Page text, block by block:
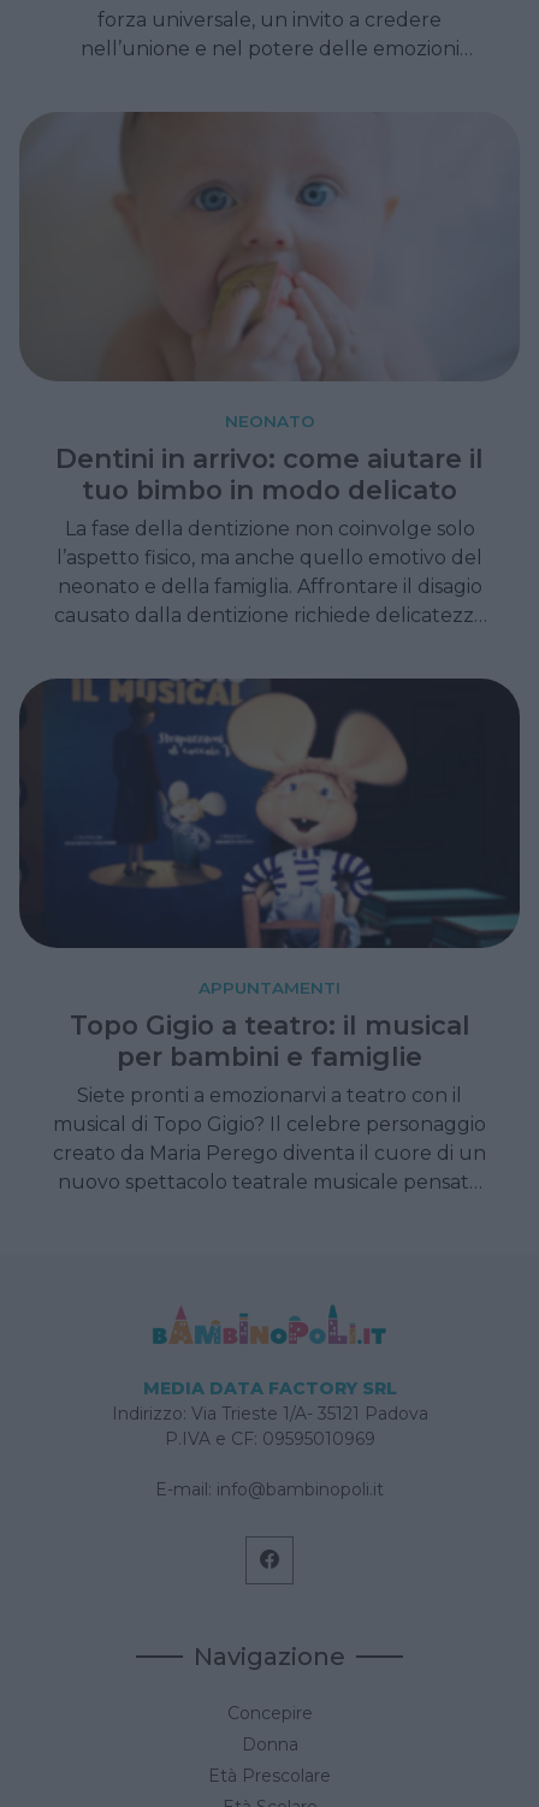
forza universale, un invito a credere
nell’unione e nel potere delle emozioni
conquistare famiglie, giovani e appassionati di
NEONATO
Dentini in arrivo: come aiutare il
tuo bimbo in modo delicato
La fase della dentizione non coinvolge solo
l’aspetto fisico, ma anche quello emotivo del
neonato e della famiglia. Affrontare il disagio
causato dalla dentizione richiede delicatezza
APPUNTAMENTI
Topo Gigio a teatro: il musical
per bambini e famiglie
Siete pronti a emozionarvi a teatro con il
musical di Topo Gigio? Il celebre personaggio
creato da Maria Perego diventa il cuore di un
nuovo spettacolo teatrale musicale pensato
MEDIA DATA FACTORY SRL
Indirizzo: Via Trieste 1/A- 35121 Padova
P.IVA e CF: 09595010969
E-mail: info@bambinopoli.it
Navigazione
Concepire
Donna
Età Prescolare